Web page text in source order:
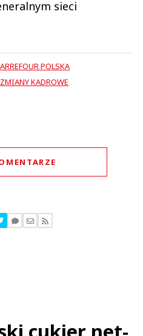
sieci
POLSKA
KADROWE
komentarzy
komentarze